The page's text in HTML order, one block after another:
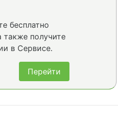
бесплатно
получите
в Сервисе.
Перейти